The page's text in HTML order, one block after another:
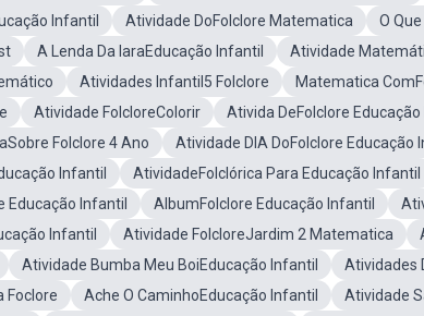
Infantil
Atividade DoFolclore Matematica
O
A Lenda Da IaraEducação Infantil
Atividade
Atividades Infantil5 Folclore
Matematica
Atividade FolcloreColorir
Ativida DeFolclore Educação
Folclore 4 Ano
Atividade DIA DoFolclore Educação
Infantil
AtividadeFolclórica Para Educação Infantil
Educação Infantil
AlbumFolclore Educação Infantil
Infantil
Atividade FolcloreJardim 2 Matematica
Atividade Bumba Meu BoiEducação Infantil
Atividades
Foclore
Ache O CaminhoEducação Infantil
Atividade